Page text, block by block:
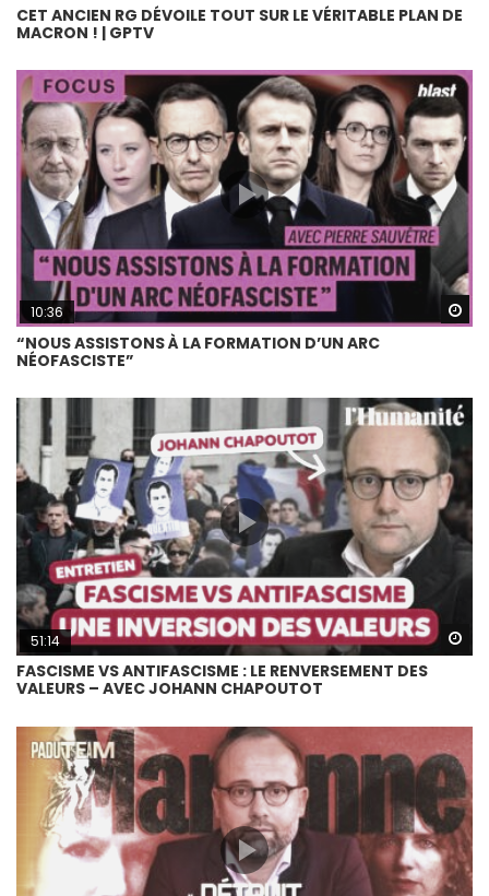
CET ANCIEN RG DÉVOILE TOUT SUR LE VÉRITABLE PLAN DE
MACRON ! | GPTV
10:36
“NOUS ASSISTONS À LA FORMATION D’UN ARC
NÉOFASCISTE”
51:14
FASCISME VS ANTIFASCISME : LE RENVERSEMENT DES
VALEURS – AVEC JOHANN CHAPOUTOT